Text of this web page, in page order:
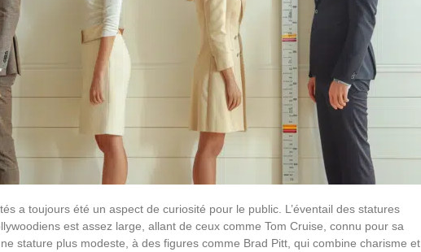
a toujours été un aspect de curiosité pour le public. L’éventail des statures
est assez large, allant de ceux comme Tom Cruise, connu pour sa
stature plus modeste, à des figures comme Brad Pitt, qui combine charisme et